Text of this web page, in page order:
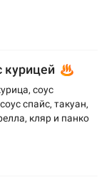
курицей
соус
спайс, такуан,
кляр и панко